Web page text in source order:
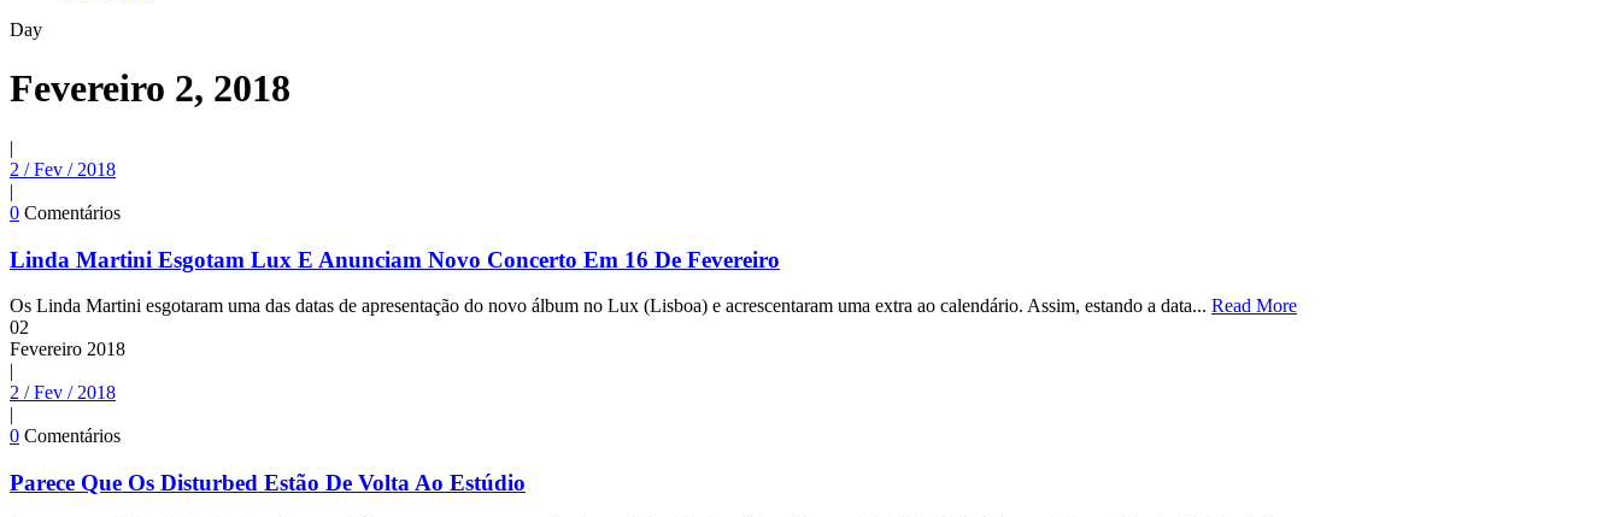
Day
Fevereiro 2, 2018
|
2 / Fev / 2018
|
0 Comentários
Linda Martini Esgotam Lux E Anunciam Novo Concerto Em 16 De Fevereiro
Os Linda Martini esgotaram uma das datas de apresentação do novo álbum no Lux (Lisboa) e acrescentaram uma extra ao calendário. Assim, estando a data... Read More
02
Fevereiro 2018
|
2 / Fev / 2018
|
0 Comentários
Parece Que Os Disturbed Estão De Volta Ao Estúdio